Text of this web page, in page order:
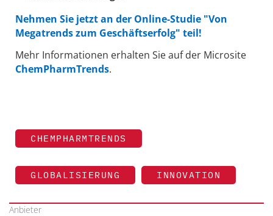
Nehmen Sie jetzt an der Online-Studie "Von
Megatrends zum Geschäftserfolg" teil!
Mehr Informationen erhalten Sie auf der Microsite
ChemPharmTrends.
CHEMPHARMTRENDS
GLOBALISIERUNG INNOVATION
Anbieter